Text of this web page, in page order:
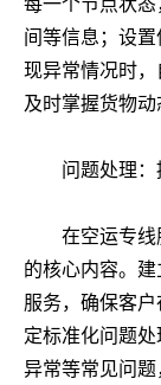
间等信息；设
现异常情况时
及时掌握货物动
问题处理：
在空运专线服
的核心内容。
服务，确保客
定标准化问题
异常等常见问